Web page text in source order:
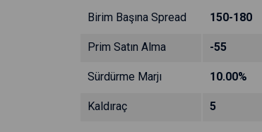
Birim Başına Spread 150-180
Prim Satın Alma -55
Sürdürme Marjı 10.00%
Kaldıraç 5